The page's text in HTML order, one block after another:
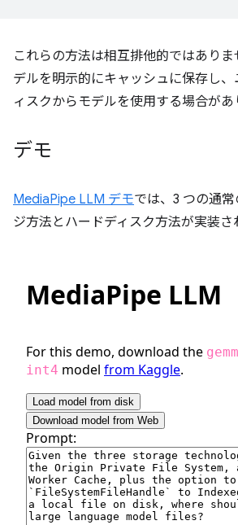
これらの方法は相互排他的ではあり
デルを明示的にキャッシュに保存し
ィスクからモデルを使用する場合があ
デモ
MediaPipe LLM デモでは、3 つの通
ジ方法とハードディスク方法が実装さ